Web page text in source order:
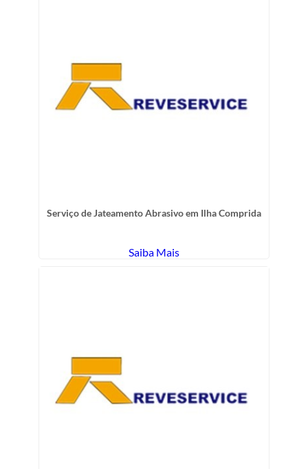
Serviço de Jateamento Abrasivo em Ilha Comprida
Saiba Mais